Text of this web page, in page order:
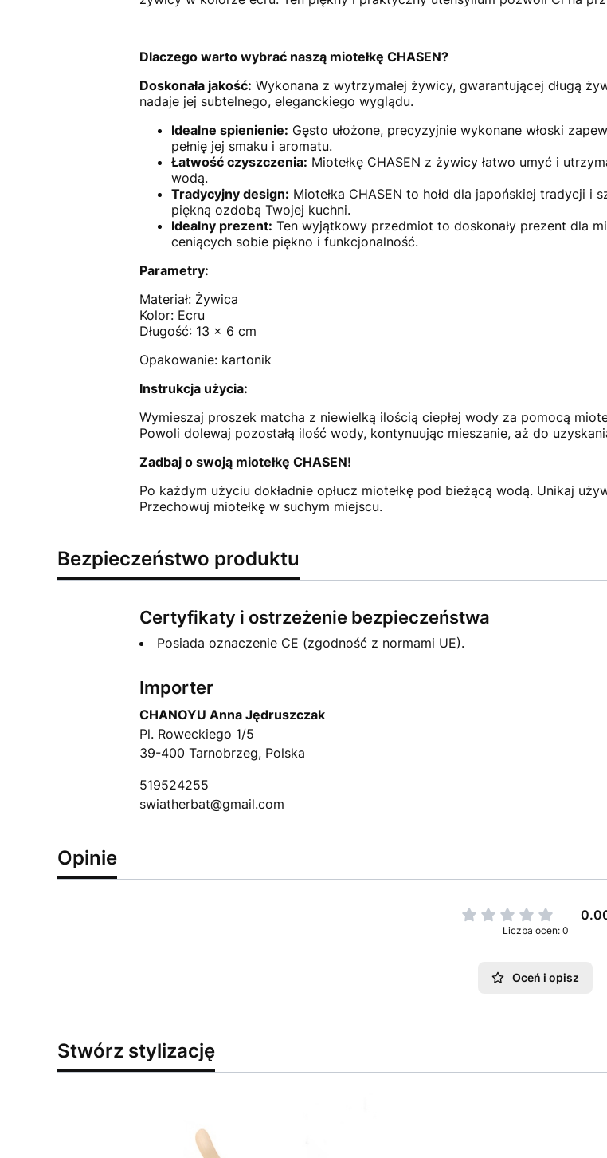
Dlaczego warto wybrać naszą miotełkę CHASEN?
Doskonała jakość: Wykonana z wytrzymałej żywicy, gwarantującej długą
nadaje jej subtelnego, eleganckiego wyglądu.
Idealne spienienie: Gęsto ułożone, precyzyjnie wykonane włoski
pełnię jej smaku i aromatu.
Łatwość czyszczenia: Miotełkę CHASEN z żywicy łatwo umyć i
wodą.
Tradycyjny design: Miotełka CHASEN to hołd dla japońskiej tradycji i
piękną ozdobą Twojej kuchni.
Idealny prezent: Ten wyjątkowy przedmiot to doskonały prezent dla
ceniących sobie piękno i funkcjonalność.
Parametry:
Materiał: Żywica
Kolor: Ecru
Długość: 13 x 6 cm
Opakowanie: kartonik
Instrukcja użycia:
Wymieszaj proszek matcha z niewielką ilością ciepłej wody za pomocą
Powoli dolewaj pozostałą ilość wody, kontynuując mieszanie, aż do
Zadbaj o swoją miotełkę CHASEN!
Po każdym użyciu dokładnie opłucz miotełkę pod bieżącą wodą. Unikaj
Przechowuj miotełkę w suchym miejscu.
Bezpieczeństwo produktu
Certyfikaty i ostrzeżenie bezpieczeństwa
Posiada oznaczenie CE (zgodność z normami UE).
Importer
CHANOYU Anna Jędruszczak
Pl. Roweckiego 1/5
39-400 Tarnobrzeg, Polska
519524255
swiatherbat@gmail.com
Opinie
Liczba ocen: 0
Oceń i opisz
Stwórz stylizację